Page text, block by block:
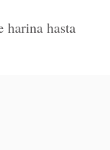
harina hasta